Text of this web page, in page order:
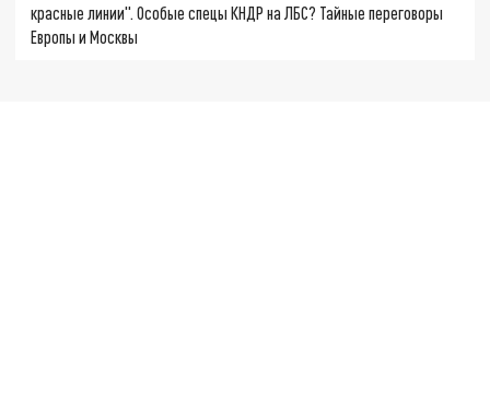
красные линии". Особые спецы КНДР на ЛБС? Тайные переговоры
Европы и Москвы